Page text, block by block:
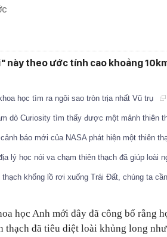
này theo ước tính cao khoảng
học tìm ra ngôi sao tròn trịa nhất Vũ trụ
dò Curiosity tìm thấy được một mảnh thiên
cảnh báo mới của NASA phát hiện một thiên
lý học nói va chạm thiên thạch đã giúp loài
thạch khổng lồ rơi xuống Trái Đất, chúng ta
học Anh mới đây đã công bố rằng
thạch đã tiêu diệt loài khủng long